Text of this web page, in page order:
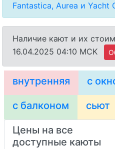
Fantastica, Aurea и Yacht
Наличие кают и их
16.04.2025 04:10 MCK
внутренняя с
с балконом сьют
Цены на все
доступные каюты